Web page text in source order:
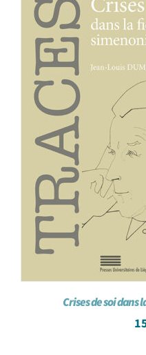
Achat en ligne
Panier WooCommerce
Crises de soi